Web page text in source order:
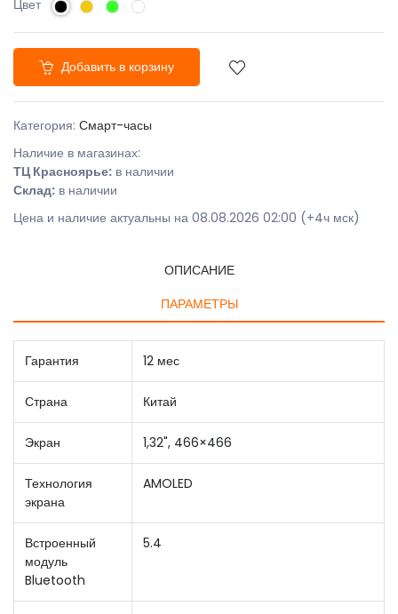
Цвет
Добавить в корзину
Категория: Смарт-часы
Наличие в магазинах:
ТЦ Красноярье: в наличии
Склад: в наличии
Цена и наличие актуальны на 08.08.2026 02:00 (+4ч мск)
ОПИСАНИЕ
ПАРАМЕТРЫ
Гарантия 12 мес
Страна Китай
Экран 1,32", 466×466
Технология
экрана
AMOLED
Встроенный
модуль
Bluetooth
5.4